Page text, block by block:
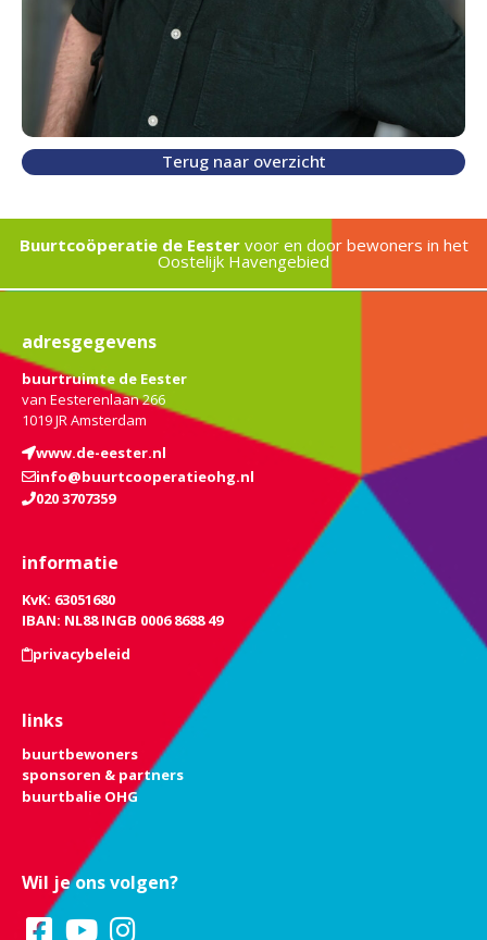
Terug naar overzicht
Buurtcoöperatie de Eestervoor en door bewoners in het
Oostelijk Havengebied
adresgegevens
buurtruimte de Eester
van Eesterenlaan 266
1019 JR Amsterdam
www.de-eester.nl
info@buurtcooperatieohg.nl
020 3707359
informatie
KvK: 63051680
IBAN: NL88 INGB 0006 8688 49
privacybeleid
links
buurtbewoners
sponsoren & partners
buurtbalie OHG
Wil je ons volgen?